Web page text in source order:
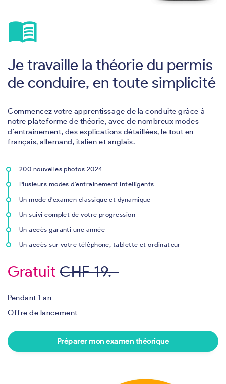
menu_book
Je travaille la théorie du permis
de conduire, en toute simplicité
Commencez votre apprentissage de la conduite grâce à
notre plateforme de théorie, avec de nombreux modes
d'entrainement, des explications détaillées, le tout en
français, allemand, italien et anglais.
200 nouvelles photos 2024
Plusieurs modes d'entrainement intelligents
Un mode d'examen classique et dynamique
Un suivi complet de votre progression
Un accès garanti une année
Un accès sur votre téléphone, tablette et ordinateur
Gratuit CHF 19.-
Pendant 1 an
Offre de lancement
Préparer mon examen théorique